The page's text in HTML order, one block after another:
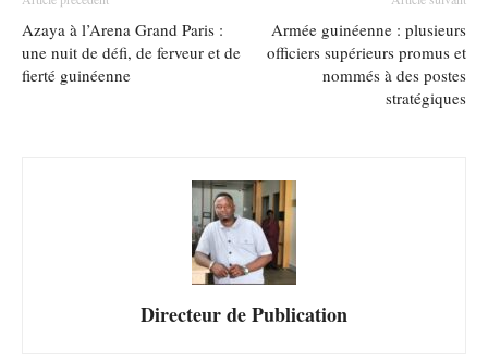
Azaya à l’Arena Grand Paris :
une nuit de défi, de ferveur et de
fierté guinéenne
Armée guinéenne : plusieurs
officiers supérieurs promus et
nommés à des postes
stratégiques
Directeur de Publication